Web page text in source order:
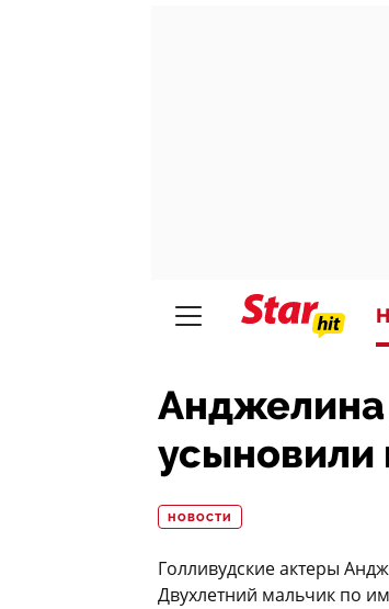
усыновили
НОВОСТИ
Голливудские актеры
Двухлетний мальчик по